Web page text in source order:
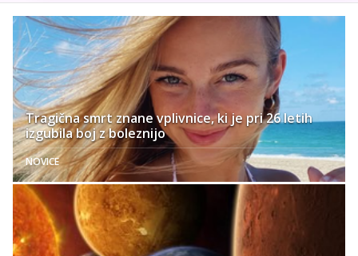
Tragična smrt znane vplivnice, ki je pri 26 letih
izgubila boj z boleznijo
NOVICE